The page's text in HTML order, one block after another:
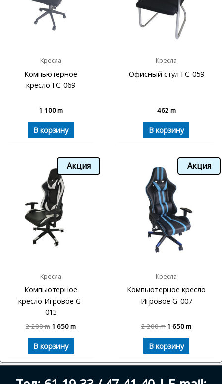
Кресла
Компьютерное
кресло FC-069
1 100m
В корзину
Кресла
Офисный стул FC-059
462 m
В корзину
Акция
Кресла
Компьютерное
кресло Игровое G-
013
2 200m 1 650m
В корзину
Акция
Кресла
Компьютерное кресло
Игровое G-007
2 200m 1 650m
В корзину